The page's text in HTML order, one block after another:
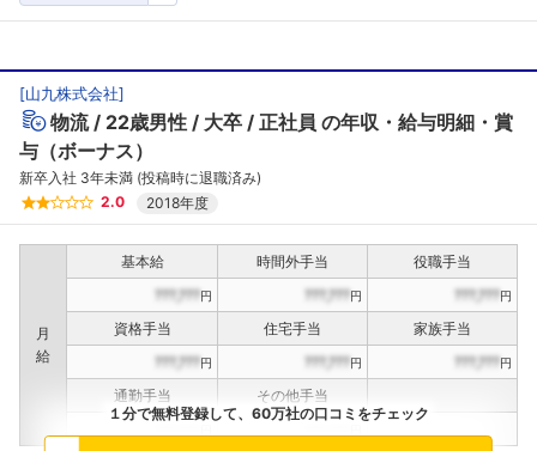
[山九株式会社]
物流 22歳男性 大卒 正社員 の年収・給与明細・賞
与（ボーナス）
新卒入社 3年未満 (投稿時に退職済み)
2.0
2018年度
月
給
基本給 時間外手当
役職手当
???,???円 ???,???円 ???,???円
資格手当 住宅手当
家族手当
???,???円 ???,???円 ???,???円
通勤手当
その他手当
１分で無料登録して、60万社の口コミをチェック